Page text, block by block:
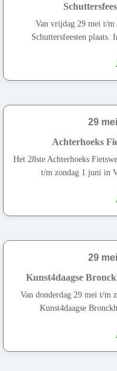
Van vrijdag 29 mei t/
Schuttersfeesten plaats.
29
Achterhoeks
Het 28ste Achterhoeks
t/m zondag 1 juni in
29
Kunst4daagse
Van donderdag 29 mei t/m
Kunst4daagse